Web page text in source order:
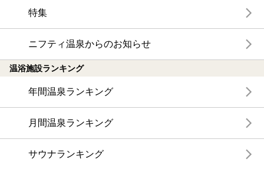
特集
ニフティ温泉からのお知らせ
温浴施設ランキング
年間温泉ランキング
月間温泉ランキング
サウナランキング